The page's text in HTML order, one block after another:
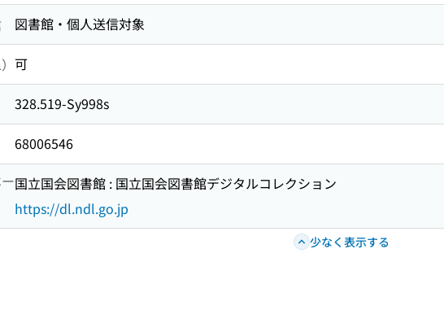
図書館・個人送信対象
可
328.519-Sy998s
68006546
国立国会図書館 : 国立国会図書館デジタルコレクション
https://dl.ndl.go.jp
少なく表示する